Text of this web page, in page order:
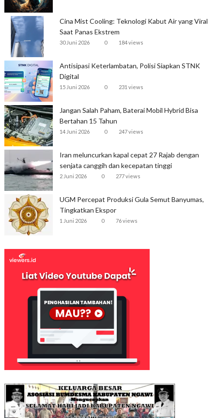
Cina Mist Cooling: Teknologi Kabut Air yang Viral
Saat Panas Ekstrem
30 Juni 2026 0 184 views
Antisipasi Keterlambatan, Polisi Siapkan STNK
Digital
15 Juni 2026 0 231 views
Jangan Salah Paham, Baterai Mobil Hybrid Bisa
Bertahan 15 Tahun
14 Juni 2026 0 247 views
Iran meluncurkan kapal cepat 27 Rajab dengan
senjata canggih dan kecepatan tinggi
2 Juni 2026 0 277 views
UGM Percepat Produksi Gula Semut Banyumas,
Tingkatkan Ekspor
1 Juni 2026 0 76 views